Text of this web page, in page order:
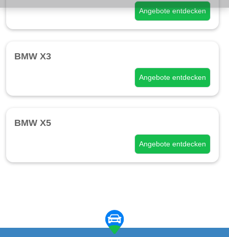
Angebote entdecken
BMW X3
Angebote entdecken
BMW X5
Angebote entdecken